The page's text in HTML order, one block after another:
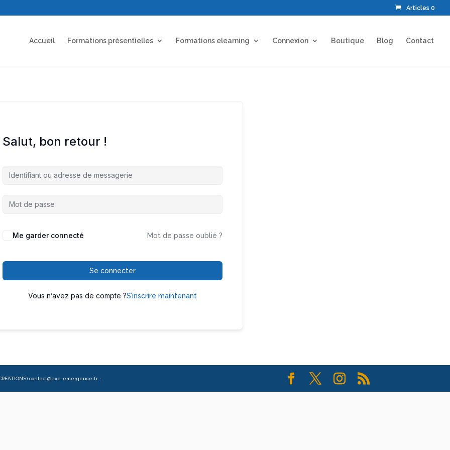
Articles 0
Accueil Formations présentielles Formations elearning Connexion Boutique Blog Contact
Salut, bon retour !
Me garder connecté Mot de passe oublié ?
Se connecter
Vous n’avez pas de compte ?S’inscrire maintenant
contact@axe-emergence.fr -